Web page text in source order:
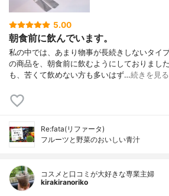
5.00
朝食前に飲んでいます。
私の中では、あまり物事が長続きしないタイ
の商品を、朝食前に飲むようにしておりまし
も、苦くて飲めない方も多いはず…続きを見る
Re:fata(リファータ)
フルーツと野菜のおいしい青汁
コスメと口コミが大好きな専業主婦
kirakiranoriko